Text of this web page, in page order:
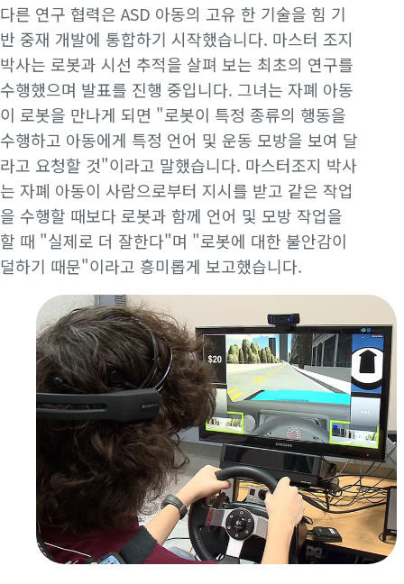
다른 연구 협력은 ASD 아동의 고유 한 기술을 힘 기
반 중재 개발에 통합하기 시작했습니다. 마스터 조지
박사는 로봇과 시선 추적을 살펴 보는 최초의 연구를
수행했으며 발표를 진행 중입니다. 그녀는 자폐 아동
이 로봇을 만나게 되면 "로봇이 특정 종류의 행동을
수행하고 아동에게 특정 언어 및 운동 모방을 보여 달
라고 요청할 것"이라고 말했습니다. 마스터조지 박사
는 자폐 아동이 사람으로부터 지시를 받고 같은 작업
을 수행할 때보다 로봇과 함께 언어 및 모방 작업을
할 때 "실제로 더 잘한다"며 "로봇에 대한 불안감이
덜하기 때문"이라고 흥미롭게 보고했습니다.